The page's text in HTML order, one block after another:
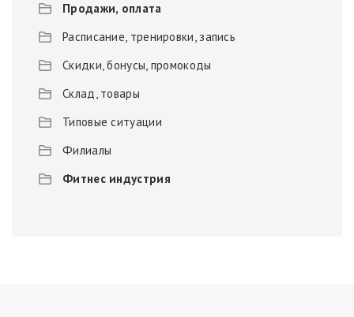
Продажи, оплата
Расписание, тренировки, запись
Скидки, бонусы, промокоды
Склад, товары
Типовые ситуации
Филиалы
Фитнес индустрия